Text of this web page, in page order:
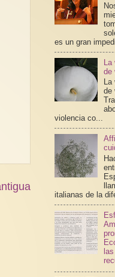
es un gran
La
de
La
de
violencia co...
italianas de la